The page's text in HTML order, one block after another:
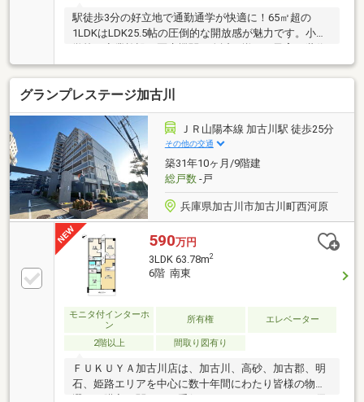
駅徒歩3分の好立地で通勤通学が快適に！65㎡超の
1LDKはLDK25.5帖の圧倒的な開放感が魅力です。小中
にも大変便利な住環境です！宅配ボックスやペット飼
育可（規約あり）など嬉しい設備も充実！※現状有姿
渡し、売主契約不適合責任免責、付帯設備の一切の性
能・動作保証なし。室内の一部残置物（ポータブルク
ーラー等）は無償譲渡とし、引渡し後の保証や処分費
用は買主負担となります。これら条件を前提とした売
買価格となります。
グランプレステージ加古川
ＪＲ山陽本線 加古川駅 徒歩25分
その他の交通
築31年10ヶ月/9階建
総戸数-戸
兵庫県加古川市加古川町西河原
590万円
3LDK 63.78m2
6階 南東
モニタ付インターホ
ン
所有権 エレベーター
2階以上 間取り図有り
ＦＵＫＵＹＡ加古川店は、加古川、高砂、加古郡、明
石、姫路エリアを中心に数十年間にわたり皆様の物件